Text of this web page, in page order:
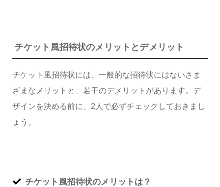
チケット風招待状のメリットとデメリット
チケット風招待状には、一般的な招待状にはないさま
ざまなメリットと、若干のデメリットがあります。デ
ザインを決める前に、2人で必ずチェックしておきまし
ょう。
チケット風招待状のメリットは？